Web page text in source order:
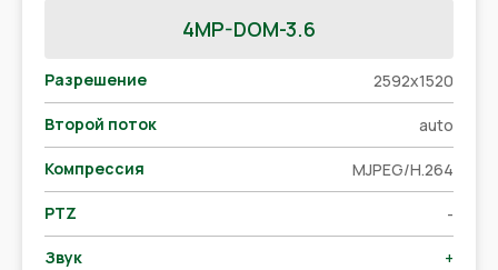
4MP-DOM-3.6
Разрешение 2592x1520
Второй поток auto
Компрессия MJPEG/H.264
PTZ -
Звук +